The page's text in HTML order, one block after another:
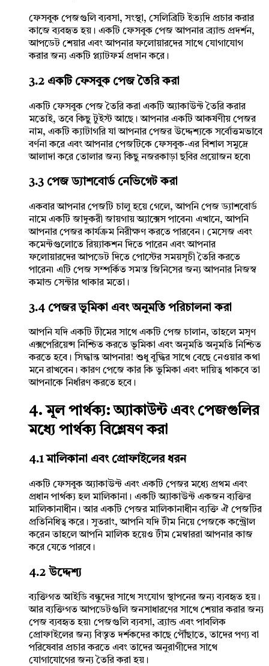
ফেসবুক পেজগুলি ব্যবসা, সংস্থা, সেলিব্রিটি ইত্যদি প্রচার করার
কাজে ব্যবহৃত হয়। একটি ফেসবুক পেজ আপনার ব্র্যান্ড প্রদর্শন,
আপডেট শেয়ার এবং আপনার ফলোয়ারদের সাথে যোগাযোগ
করার জন্য একটি প্ল্যাটফর্ম প্রদান করে।
3.2 একটি ফেসবুক পেজ তৈরি করা
একটি ফেসবুক পেজ তৈরি করা একটি অ্যাকাউন্ট তৈরি করার
মতোই, তবে কিছু টুইস্ট আছে। আপনার একটি আকর্ষণীয় পেজর
নাম, একটি ক্যাটাগরি যা আপনার পেজর উদ্দেশ্যকে সর্বোত্তমভাবে
বর্ণনা করে এবং আপনার পেজটিকে ফেসবুক-এর বিশাল সমুদ্রে
আলাদা করে তোলার জন্য কিছু নজরকাড়া ছবির প্রয়োজন হবে৷
3.3 পেজ ড্যাশবোর্ড নেভিগেট করা
একবার আপনার পেজটি চালু হয়ে গেলে, আপনি পেজ ড্যাশবোর্ড
নামে একটি জাদুকরী জায়গায় অ্যাক্সেস পাবেন৷ এখানে, আপনি
আপনার পেজর কার্যক্রম নিরীক্ষণ করতে পারবেন। মেসেজ এবং
কমেন্টগুলোতে রিয়্যাকশন দিতে পারেন এবং আপনার
ফলোয়ারদের আপডেট দিতে পোস্টের সময়সূচী তৈরি করতে
পারেন৷ এটি পেজ সম্পর্কিত সমস্ত জিনিসের জন্য আপনার নিজস্ব
কমান্ড সেন্টার থাকার মতো।
3.4 পেজর ভূমিকা এবং অনুমতি পরিচালনা করা
আপনি যদি একটি টীমের সাথে একটি পেজ চালান, তাহলে মসৃণ
এক্সপেরিয়েন্স নিশ্চিত করতে ভূমিকা এবং অনুমতি অনুমতি নিশ্চিত
করতে হবে। সিদ্ধান্ত আপনার! শুধু বুদ্ধির সাথে বেছে নেওয়ার কথা
মনে রাখবেন। কারণ পেজে কার কি ভুমিকা এবং দায়িত্ব থাকবে তা
আপনাকে নির্ধারণ করতে হবে।
4. মূল পার্থক্য: অ্যাকাউন্ট এবং পেজগুলির
মধ্যে পার্থক্য বিশ্লেষণ করা
4.1 মালিকানা এবং প্রোফাইলের ধরন
একটি ফেসবুক অ্যাকাউন্ট এবং একটি পেজর মধ্যে প্রথম এবং
প্রধান পার্থক্য হল মালিকানা। একটি অ্যাকাউন্ট একজন ব্যক্তির
মালিকানাধীন। আর একটি পেজর মালিকানাধীন ব্যক্তি ঐ পেজটির
প্রতিনিধিত্ব করে। সুতরাং, আপনি যদি টীম নিয়ে পেজকে কন্ট্রোল
করেন তাহলে আপনি মালিক হয়েও টীম মেম্বাররা আপনার কাজ
করে যেতে পারবে।
4.2 উদ্দেশ্য
ব্যক্তিগত আইডি বন্ধুদের সাথে সংযোগ স্থাপনের জন্য ব্যবহৃত হয়।
আর ব্যক্তিগত আপডেটগুলি জনসাধারণের সাথে শেয়ার করার জন্য
পেজ ব্যবহৃত হয়৷ পেজগুলি ব্যবসা, ব্র্যান্ড এবং পাবলিক
প্রোফাইলের জন্য বিস্তৃত দর্শকদের কাছে পৌঁছাতে, তাদের পণ্য বা
পরিষেবার প্রচার করতে এবং তাদের অনুরাগীদের সাথে
যোগাযোগের জন্য তৈরি করা হয়।